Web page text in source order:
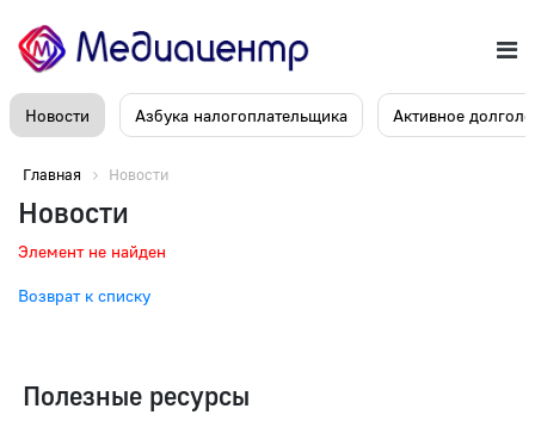
Новости Азбука налогоплательщика Активное
Главная Новости
Новости
Элемент не найден
Возврат к списку
Полезные ресурсы